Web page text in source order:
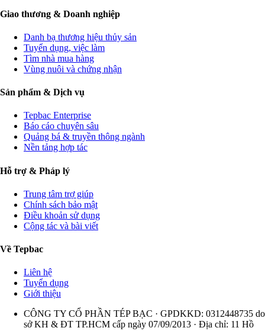
Giao thương & Doanh nghiệp
Danh bạ thương hiệu thủy sản
Tuyển dụng, việc làm
Tìm nhà mua hàng
Vùng nuôi và chứng nhận
Sản phẩm & Dịch vụ
Tepbac Enterprise
Báo cáo chuyên sâu
Quảng bá & truyền thông ngành
Nền tảng hợp tác
Hỗ trợ & Pháp lý
Trung tâm trợ giúp
Chính sách bảo mật
Điều khoản sử dụng
Cộng tác và bài viết
Về Tepbac
Liên hệ
Tuyển dụng
Giới thiệu
CÔNG TY CỔ PHẦN TÉP BẠC · GPDKKD: 0312448735 do
sở KH & ĐT TP.HCM cấp ngày 07/09/2013 · Địa chỉ: 11 Hồ